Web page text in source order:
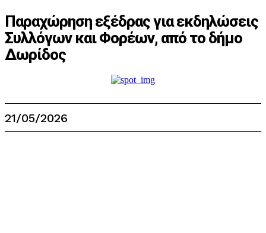
Παραχώρηση εξέδρας για εκδηλώσεις
Συλλόγων και Φορέων, από το δήμο
Δωρίδος
21/05/2026